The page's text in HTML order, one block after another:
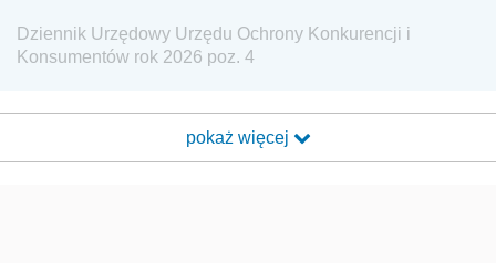
Dziennik Urzędowy Urzędu Ochrony Konkurencji i
Konsumentów rok 2026 poz. 4
pokaż więcej